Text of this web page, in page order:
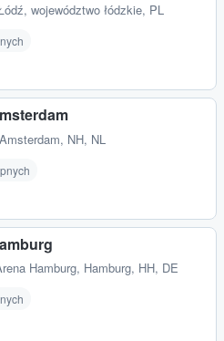
województwo łódzkie, PL
Amsterdam, NH, NL
Hamburg, Hamburg, HH, DE